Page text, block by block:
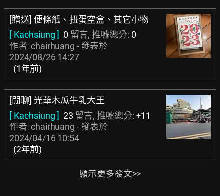
[贈送] 便條紙、扭蛋空盒、其它小物
[ Kaohsiung ] 0 留言, 推噓總分: 0
作者: chairhuang - 發表於
2024/08/26 14:27
(1年前)
[閒聊] 光華木瓜牛乳大王
[ Kaohsiung ] 23 留言, 推噓總分: +11
作者: chairhuang - 發表於
2024/04/16 10:54
(2年前)
顯示更多發文>>